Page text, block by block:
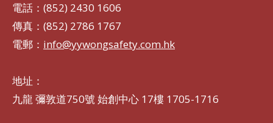
電話：(852) 2430 1606
傳真：(852) 2786 1767
電郵： info@yywongsafety.com.hk
地址：
九龍 彌敦道750號 始創中心 17樓 1705-1716